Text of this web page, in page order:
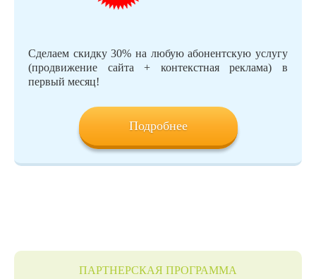
Сделаем скидку 30% на любую абонентскую услугу
(продвижение сайта + контекстная реклама) в
первый месяц!
Подробнее
ПАРТНЕРСКАЯ ПРОГРАММА